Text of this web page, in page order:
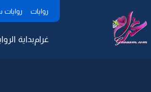
روايات
غرامبداية